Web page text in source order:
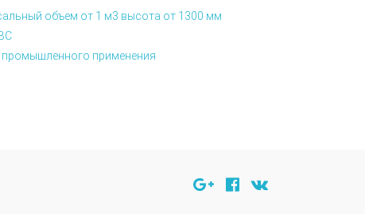
объем от 1 м3 высота от 1300 мм
промышленного применения